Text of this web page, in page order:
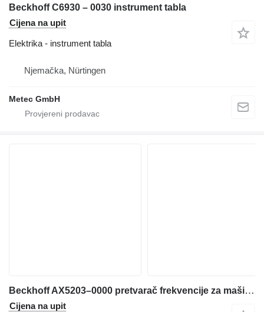
Beckhoff C6930 – 0030 instrument tabla
Cijena na upit
Elektrika - instrument tabla
Njemačka, Nürtingen
Metec GmbH
Beckhoff AX5203–0000 pretvarač frekvencije za mašine za obradu metala
Cijena na upit